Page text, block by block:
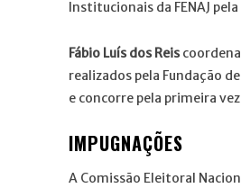
Institucionais da FENAJ pela
Fábio Luís dos Reis
realizados pela Fundação
e concorre pela primeira vez
IMPUGNAÇÕES
A Comissão Eleitoral